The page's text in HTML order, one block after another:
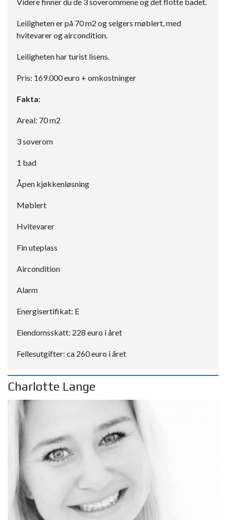
Leiligheten er på 70 m2 og selgers møblert, med
hvitevarer og aircondition.
Leiligheten har turist lisens.
Pris: 169.000 euro + omkostninger
Fakta:
Areal: 70 m2
3 soverom
1 bad
Åpen kjøkkenløsning
Møblert
Hvitevarer
Fin uteplass
Aircondition
Alarm
Energisertifikat: E
Eiendomsskatt: 228 euro i året
Fellesutgifter: ca 260 euro i året
Charlotte Lange